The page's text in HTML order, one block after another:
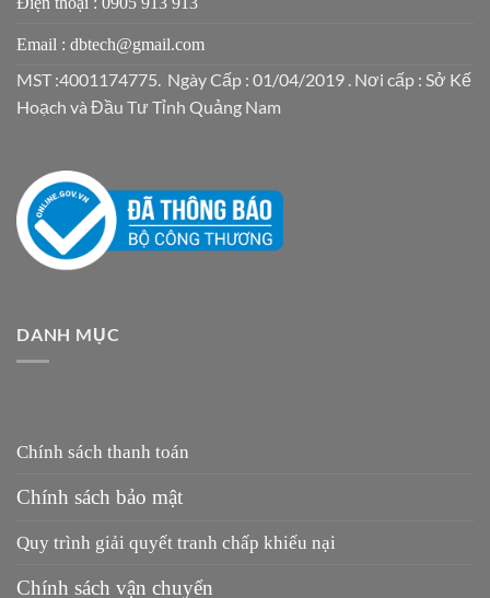
Email : dbtech@gmail.com
MST :4001174775. Ngày Cấp : 01/04/2019 . Nơi cấp : Sở Kế
Hoạch và Đầu Tư Tỉnh Quảng Nam
DANH MỤC
Chính sách thanh toán
Chính sách bảo mật
Quy trình giải quyết tranh chấp khiếu nại
Chính sách vận chuyển